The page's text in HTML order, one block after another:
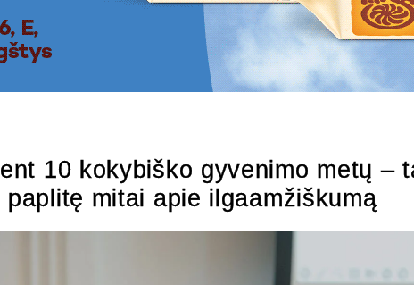
10 kokybiško gyvenimo metų –
mitai apie ilgaamžiškumą